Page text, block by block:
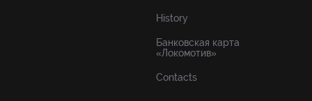
History
Банковская карта
«Локомотив»
Contacts